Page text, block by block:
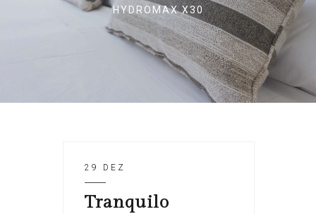
HYDROMAX X30
29 DEZ
Tranquilo